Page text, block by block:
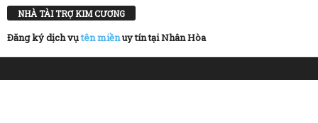
NHÀ TÀI TRỢ KIM CƯƠNG
Đăng ký dịch vụtên miềnuy tín tại Nhân Hòa